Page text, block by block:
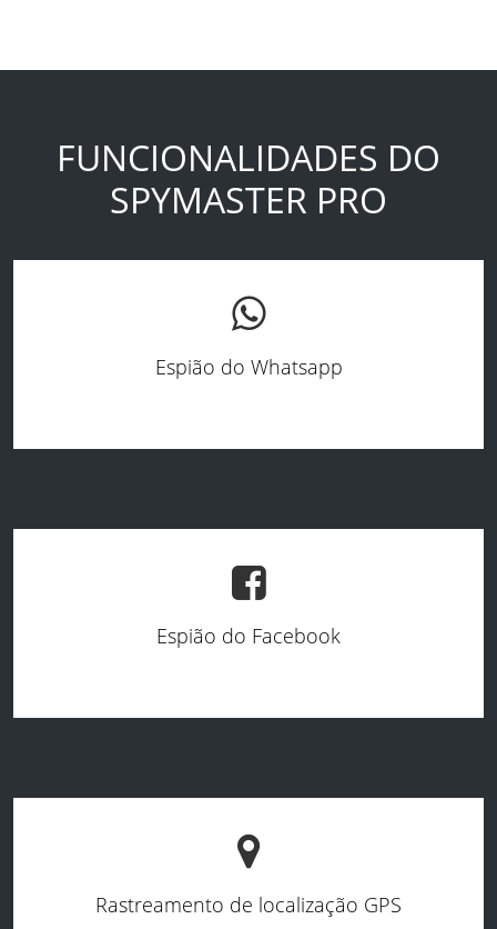
FUNCIONALIDADES DO
SPYMASTER PRO
Espião do Whatsapp
Espião do Facebook
Rastreamento de localização GPS